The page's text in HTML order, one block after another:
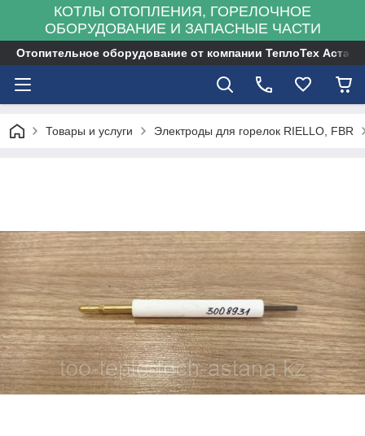
КОТЛЫ ОТОПЛЕНИЯ, ГОРЕЛОЧНОЕ
ОБОРУДОВАНИЕ И ЗАПАСНЫЕ ЧАСТИ
Отопительное оборудование от компании ТеплоТех Астана
Товары и услуги Электроды для горелок RIELLO, FBR